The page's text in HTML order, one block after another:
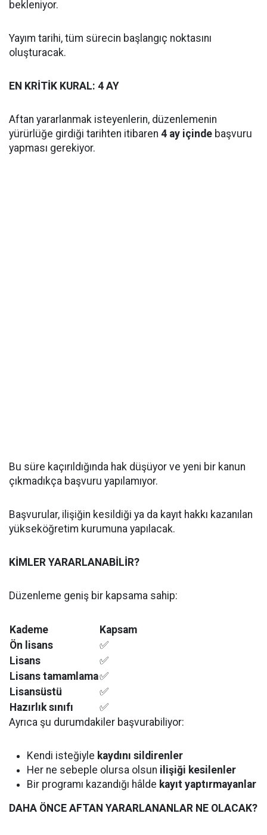
bekleniyor.
Yayım tarihi, tüm sürecin başlangıç noktasını
oluşturacak.
EN KRİTİK KURAL: 4 AY
Aftan yararlanmak isteyenlerin, düzenlemenin
yürürlüğe girdiği tarihten itibaren 4 ay içinde başvuru
yapması gerekiyor.
Bu süre kaçırıldığında hak düşüyor ve yeni bir kanun
çıkmadıkça başvuru yapılamıyor.
Başvurular, ilişiğin kesildiği ya da kayıt hakkı kazanılan
yükseköğretim kurumuna yapılacak.
KİMLER YARARLANABİLİR?
Düzenleme geniş bir kapsama sahip:
Kademe
Kapsam
Ön lisans
✅
Lisans
✅
Lisans tamamlama✅
Lisansüstü
✅
Hazırlık sınıfı
✅
Ayrıca şu durumdakiler başvurabiliyor:
Kendi isteğiyle kaydını sildirenler
Her ne sebeple olursa olsun ilişiği kesilenler
Bir programı kazandığı hâlde kayıt yaptırmayanlar
DAHA ÖNCE AFTAN YARARLANANLAR NE OLACAK?